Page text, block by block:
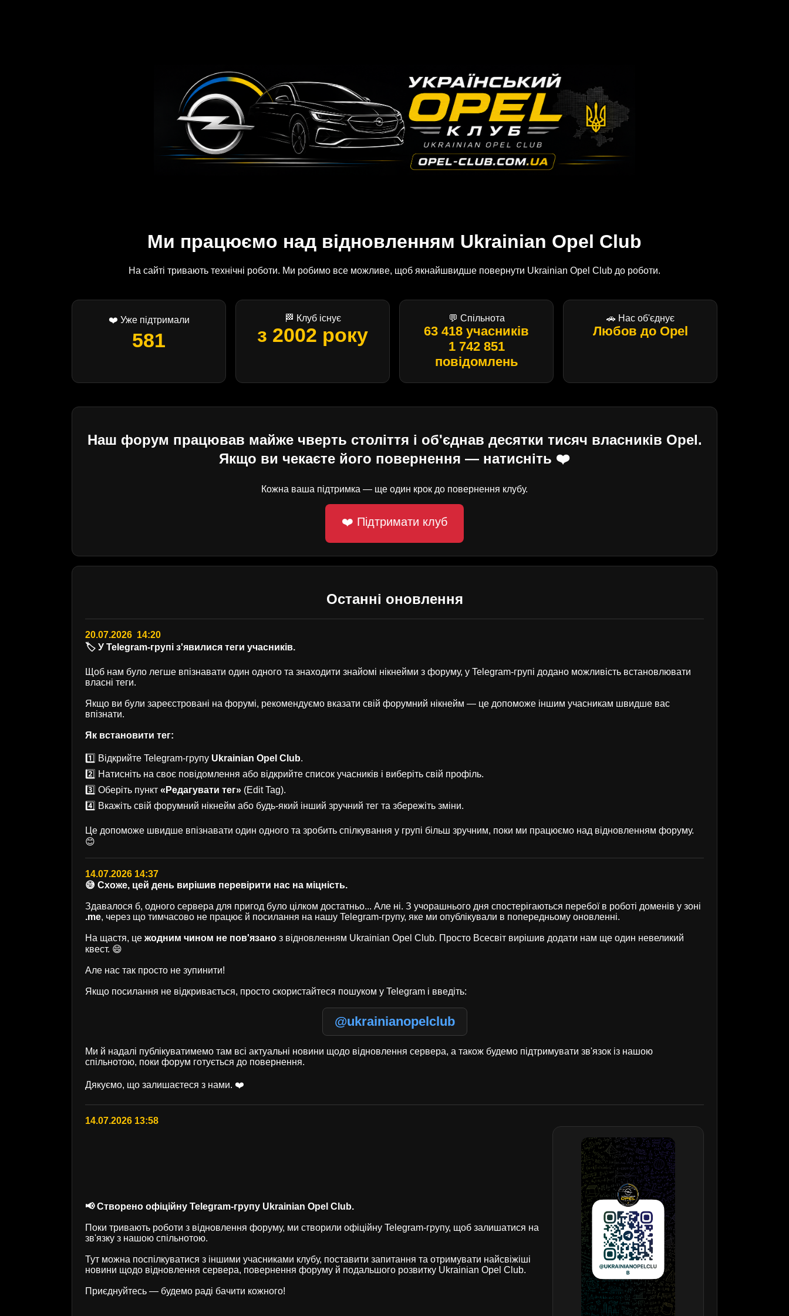
Ми працюємо над відновленням Ukrainian Opel Club
На сайті тривають технічні роботи. Ми робимо все можливе, щоб якнайшвидше повернути Ukrainian Opel Club до роботи.
❤️ Уже підтримали
581
🏁 Клуб існує
з 2002 року
💬 Спільнота
63 418 учасників
1 742 851
повідомлень
🚗 Нас об'єднує
Любов до Opel
Наш форум працював майже чверть століття і об'єднав десятки тисяч власників Opel.
Якщо ви чекаєте його повернення — натисніть ❤️
Кожна ваша підтримка — ще один крок до повернення клубу.
❤️ Підтримати клуб
Останні оновлення
20.07.2026 14:20
🏷️ У Telegram-групі з'явилися теги учасників.
Щоб нам було легше впізнавати один одного та знаходити знайомі нікнейми з форуму, у Telegram-групі додано можливість встановлювати
власні теги.
Якщо ви були зареєстровані на форумі, рекомендуємо вказати свій форумний нікнейм — це допоможе іншим учасникам швидше вас
впізнати.
Як встановити тег:
1️⃣ Відкрийте Telegram-групу Ukrainian Opel Club.
2️⃣ Натисніть на своє повідомлення або відкрийте список учасників і виберіть свій профіль.
3️⃣ Оберіть пункт «Редагувати тег» (Edit Tag).
4️⃣ Вкажіть свій форумний нікнейм або будь-який інший зручний тег та збережіть зміни.
Це допоможе швидше впізнавати один одного та зробить спілкування у групі більш зручним, поки ми працюємо над відновленням форуму.
😊
14.07.2026 14:37
😅 Схоже, цей день вирішив перевірити нас на міцність.
Здавалося б, одного сервера для пригод було цілком достатньо... Але ні. З учорашнього дня спостерігаються перебої в роботі доменів у зоні
.me, через що тимчасово не працює й посилання на нашу Telegram-групу, яке ми опублікували в попередньому оновленні.
На щастя, це жодним чином не пов'язано з відновленням Ukrainian Opel Club. Просто Всесвіт вирішив додати нам ще один невеликий
квест. 😄
Але нас так просто не зупинити!
Якщо посилання не відкривається, просто скористайтеся пошуком у Telegram і введіть:
@ukrainianopelclub
Ми й надалі публікуватимемо там всі актуальні новини щодо відновлення сервера, а також будемо підтримувати зв'язок із нашою
спільнотою, поки форум готується до повернення.
Дякуємо, що залишаєтеся з нами. ❤️
14.07.2026 13:58
📢 Створено офіційну Telegram-групу Ukrainian Opel Club.
Поки тривають роботи з відновлення форуму, ми створили офіційну Telegram-групу, щоб залишатися на
зв'язку з нашою спільнотою.
Тут можна поспілкуватися з іншими учасниками клубу, поставити запитання та отримувати найсвіжіші
новини щодо відновлення сервера, повернення форуму й подальшого розвитку Ukrainian Opel Club.
Приєднуйтесь — будемо раді бачити кожного!